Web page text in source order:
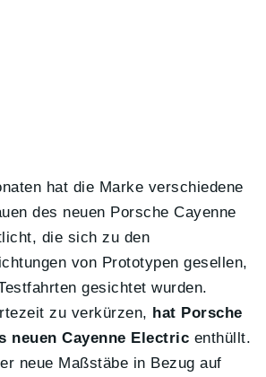
hat die Marke verschiedene
des neuen Porsche Cayenne
die sich zu den
von Prototypen gesellen,
gesichtet wurden.
zu verkürzen, hat Porsche
neuen Cayenne Electric enthüllt.
neue Maßstäbe in Bezug auf